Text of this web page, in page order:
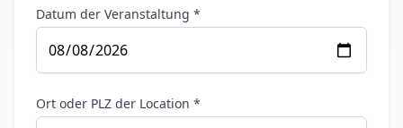
Datum der Veranstaltung *
Ort oder PLZ der Location *